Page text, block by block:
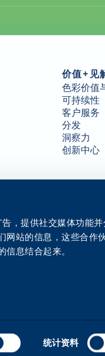
，提供社交媒体功能
网站的信息，这些合作
信息结合起来。
统计资料
价值+见
色彩价值
可持续性
客户服务
分发
洞察力
创新中心